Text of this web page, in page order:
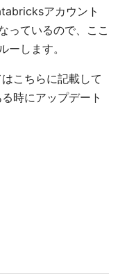
アカウント
っているので、ここ
ーします。
こちらに記載して
時にアップデート